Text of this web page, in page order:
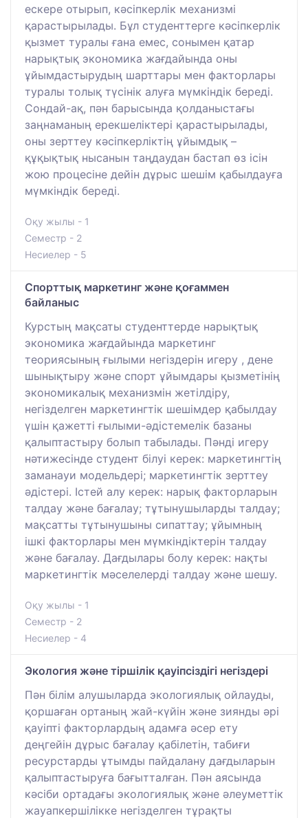
ескере отырып, кәсіпкерлік механизмі
қарастырылады. Бұл студенттерге кәсіпкерлік
қызмет туралы ғана емес, сонымен қатар
нарықтық экономика жағдайында оны
ұйымдастырудың шарттары мен факторлары
туралы толық түсінік алуға мүмкіндік береді.
Сондай-ақ, пән барысында қолданыстағы
заңнаманың ерекшеліктері қарастырылады,
оны зерттеу кәсіпкерліктің ұйымдық –
құқықтық нысанын таңдаудан бастап өз ісін
жою процесіне дейін дұрыс шешім қабылдауға
мүмкіндік береді.
Оқу жылы - 1
Семестр - 2
Несиелер - 5
Спорттық маркетинг және қоғаммен
байланыс
Курстың мақсаты студенттерде нарықтық
экономика жағдайында маркетинг
теориясының ғылыми негіздерін игеру , дене
шынықтыру және спорт ұйымдары қызметінің
экономикалық механизмін жетілдіру,
негізделген маркетингтік шешімдер қабылдау
үшін қажетті ғылыми-әдістемелік базаны
қалыптастыру болып табылады. Пәнді игеру
нәтижесінде студент білуі керек: маркетингтің
заманауи модельдері; маркетингтік зерттеу
әдістері. Істей алу керек: нарық факторларын
талдау және бағалау; тұтынушыларды талдау;
мақсатты тұтынушыны сипаттау; ұйымның
ішкі факторлары мен мүмкіндіктерін талдау
және бағалау. Дағдылары болу керек: нақты
маркетингтік мәселелерді талдау және шешу.
Оқу жылы - 1
Семестр - 2
Несиелер - 4
Экология және тіршілік қауіпсіздігі негіздері
Пән білім алушыларда экологиялық ойлауды,
қоршаған ортаның жай-күйін және зиянды әрі
қауіпті факторлардың адамға әсер ету
деңгейін дұрыс бағалау қабілетін, табиғи
ресурстарды ұтымды пайдалану дағдыларын
қалыптастыруға бағытталған. Пән аясында
кәсіби ортадағы экологиялық және әлеуметтік
жауапкершілікке негізделген тұрақты